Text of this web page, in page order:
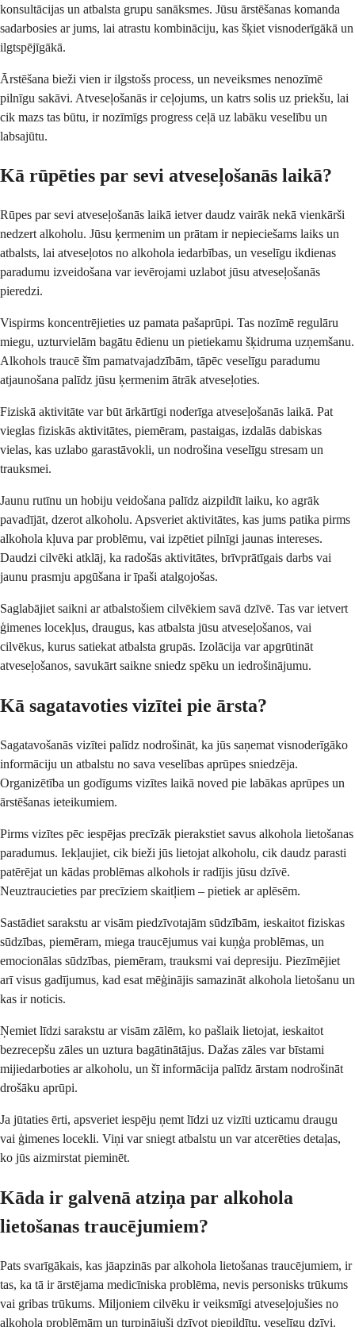
konsultācijas un atbalsta grupu sanāksmes. Jūsu ārstēšanas komanda
sadarbosies ar jums, lai atrastu kombināciju, kas šķiet visnoderīgākā un
ilgtspējīgākā.
Ārstēšana bieži vien ir ilgstošs process, un neveiksmes nenozīmē
pilnīgu sakāvi. Atveseļošanās ir ceļojums, un katrs solis uz priekšu, lai
cik mazs tas būtu, ir nozīmīgs progress ceļā uz labāku veselību un
labsajūtu.
Kā rūpēties par sevi atveseļošanās laikā?
Rūpes par sevi atveseļošanās laikā ietver daudz vairāk nekā vienkārši
nedzert alkoholu. Jūsu ķermenim un prātam ir nepieciešams laiks un
atbalsts, lai atveseļotos no alkohola iedarbības, un veselīgu ikdienas
paradumu izveidošana var ievērojami uzlabot jūsu atveseļošanās
pieredzi.
Vispirms koncentrējieties uz pamata pašaprūpi. Tas nozīmē regulāru
miegu, uzturvielām bagātu ēdienu un pietiekamu šķidruma uzņemšanu.
Alkohols traucē šīm pamatvajadzībām, tāpēc veselīgu paradumu
atjaunošana palīdz jūsu ķermenim ātrāk atveseļoties.
Fiziskā aktivitāte var būt ārkārtīgi noderīga atveseļošanās laikā. Pat
vieglas fiziskās aktivitātes, piemēram, pastaigas, izdalās dabiskas
vielas, kas uzlabo garastāvokli, un nodrošina veselīgu stresam un
trauksmei.
Jaunu rutīnu un hobiju veidošana palīdz aizpildīt laiku, ko agrāk
pavadījāt, dzerot alkoholu. Apsveriet aktivitātes, kas jums patika pirms
alkohola kļuva par problēmu, vai izpētiet pilnīgi jaunas intereses.
Daudzi cilvēki atklāj, ka radošās aktivitātes, brīvprātīgais darbs vai
jaunu prasmju apgūšana ir īpaši atalgojošas.
Saglabājiet saikni ar atbalstošiem cilvēkiem savā dzīvē. Tas var ietvert
ģimenes locekļus, draugus, kas atbalsta jūsu atveseļošanos, vai
cilvēkus, kurus satiekat atbalsta grupās. Izolācija var apgrūtināt
atveseļošanos, savukārt saikne sniedz spēku un iedrošinājumu.
Kā sagatavoties vizītei pie ārsta?
Sagatavošanās vizītei palīdz nodrošināt, ka jūs saņemat visnoderīgāko
informāciju un atbalstu no sava veselības aprūpes sniedzēja.
Organizētība un godīgums vizītes laikā noved pie labākas aprūpes un
ārstēšanas ieteikumiem.
Pirms vizītes pēc iespējas precīzāk pierakstiet savus alkohola lietošanas
paradumus. Iekļaujiet, cik bieži jūs lietojat alkoholu, cik daudz parasti
patērējat un kādas problēmas alkohols ir radījis jūsu dzīvē.
Neuztraucieties par precīziem skaitļiem – pietiek ar aplēsēm.
Sastādiet sarakstu ar visām piedzīvotajām sūdzībām, ieskaitot fiziskas
sūdzības, piemēram, miega traucējumus vai kuņģa problēmas, un
emocionālas sūdzības, piemēram, trauksmi vai depresiju. Piezīmējiet
arī visus gadījumus, kad esat mēģinājis samazināt alkohola lietošanu un
kas ir noticis.
Ņemiet līdzi sarakstu ar visām zālēm, ko pašlaik lietojat, ieskaitot
bezrecepšu zāles un uztura bagātinātājus. Dažas zāles var bīstami
mijiedarboties ar alkoholu, un šī informācija palīdz ārstam nodrošināt
drošāku aprūpi.
Ja jūtaties ērti, apsveriet iespēju ņemt līdzi uz vizīti uzticamu draugu
vai ģimenes locekli. Viņi var sniegt atbalstu un var atcerēties detaļas,
ko jūs aizmirstat pieminēt.
Kāda ir galvenā atziņa par alkohola
lietošanas traucējumiem?
Pats svarīgākais, kas jāapzinās par alkohola lietošanas traucējumiem, ir
tas, ka tā ir ārstējama medicīniska problēma, nevis personisks trūkums
vai gribas trūkums. Miljoniem cilvēku ir veiksmīgi atveseļojušies no
alkohola problēmām un turpinājuši dzīvot piepildītu, veselīgu dzīvi.